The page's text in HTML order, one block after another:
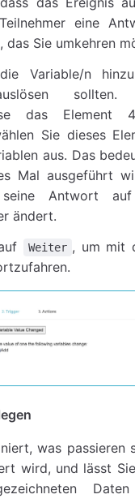
eine
das Sie umkehren
Variable/n
das Element
Sie dieses
aus. Das
Mal ausgeführt
seine Antwort
ändert.
Weiter , um mit
was passieren
wird, und lässt
Daten